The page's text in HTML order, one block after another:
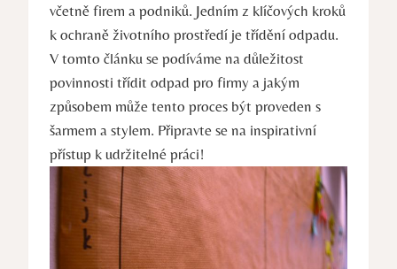
včetně firem a podniků. Jedním z klíčových kroků
k ochraně životního prostředí je třídění odpadu.
V tomto článku se podíváme na důležitost
povinnosti třídit odpad pro firmy a jakým
způsobem může tento proces být proveden s
šarmem a stylem. Připravte se na inspirativní
přístup k udržitelné práci!